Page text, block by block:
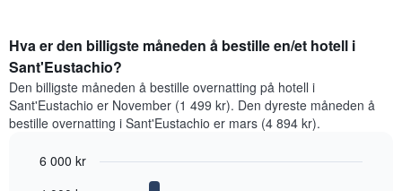
Hva er den billigste måneden å bestille en/et hotell i
Sant'Eustachio?
Den billigste måneden å bestille overnatting på hotell i
Sant'Eustachio er November (1 499 kr). Den dyreste måneden å
bestille overnatting i Sant'Eustachio er mars (4 894 kr).
6 000 kr